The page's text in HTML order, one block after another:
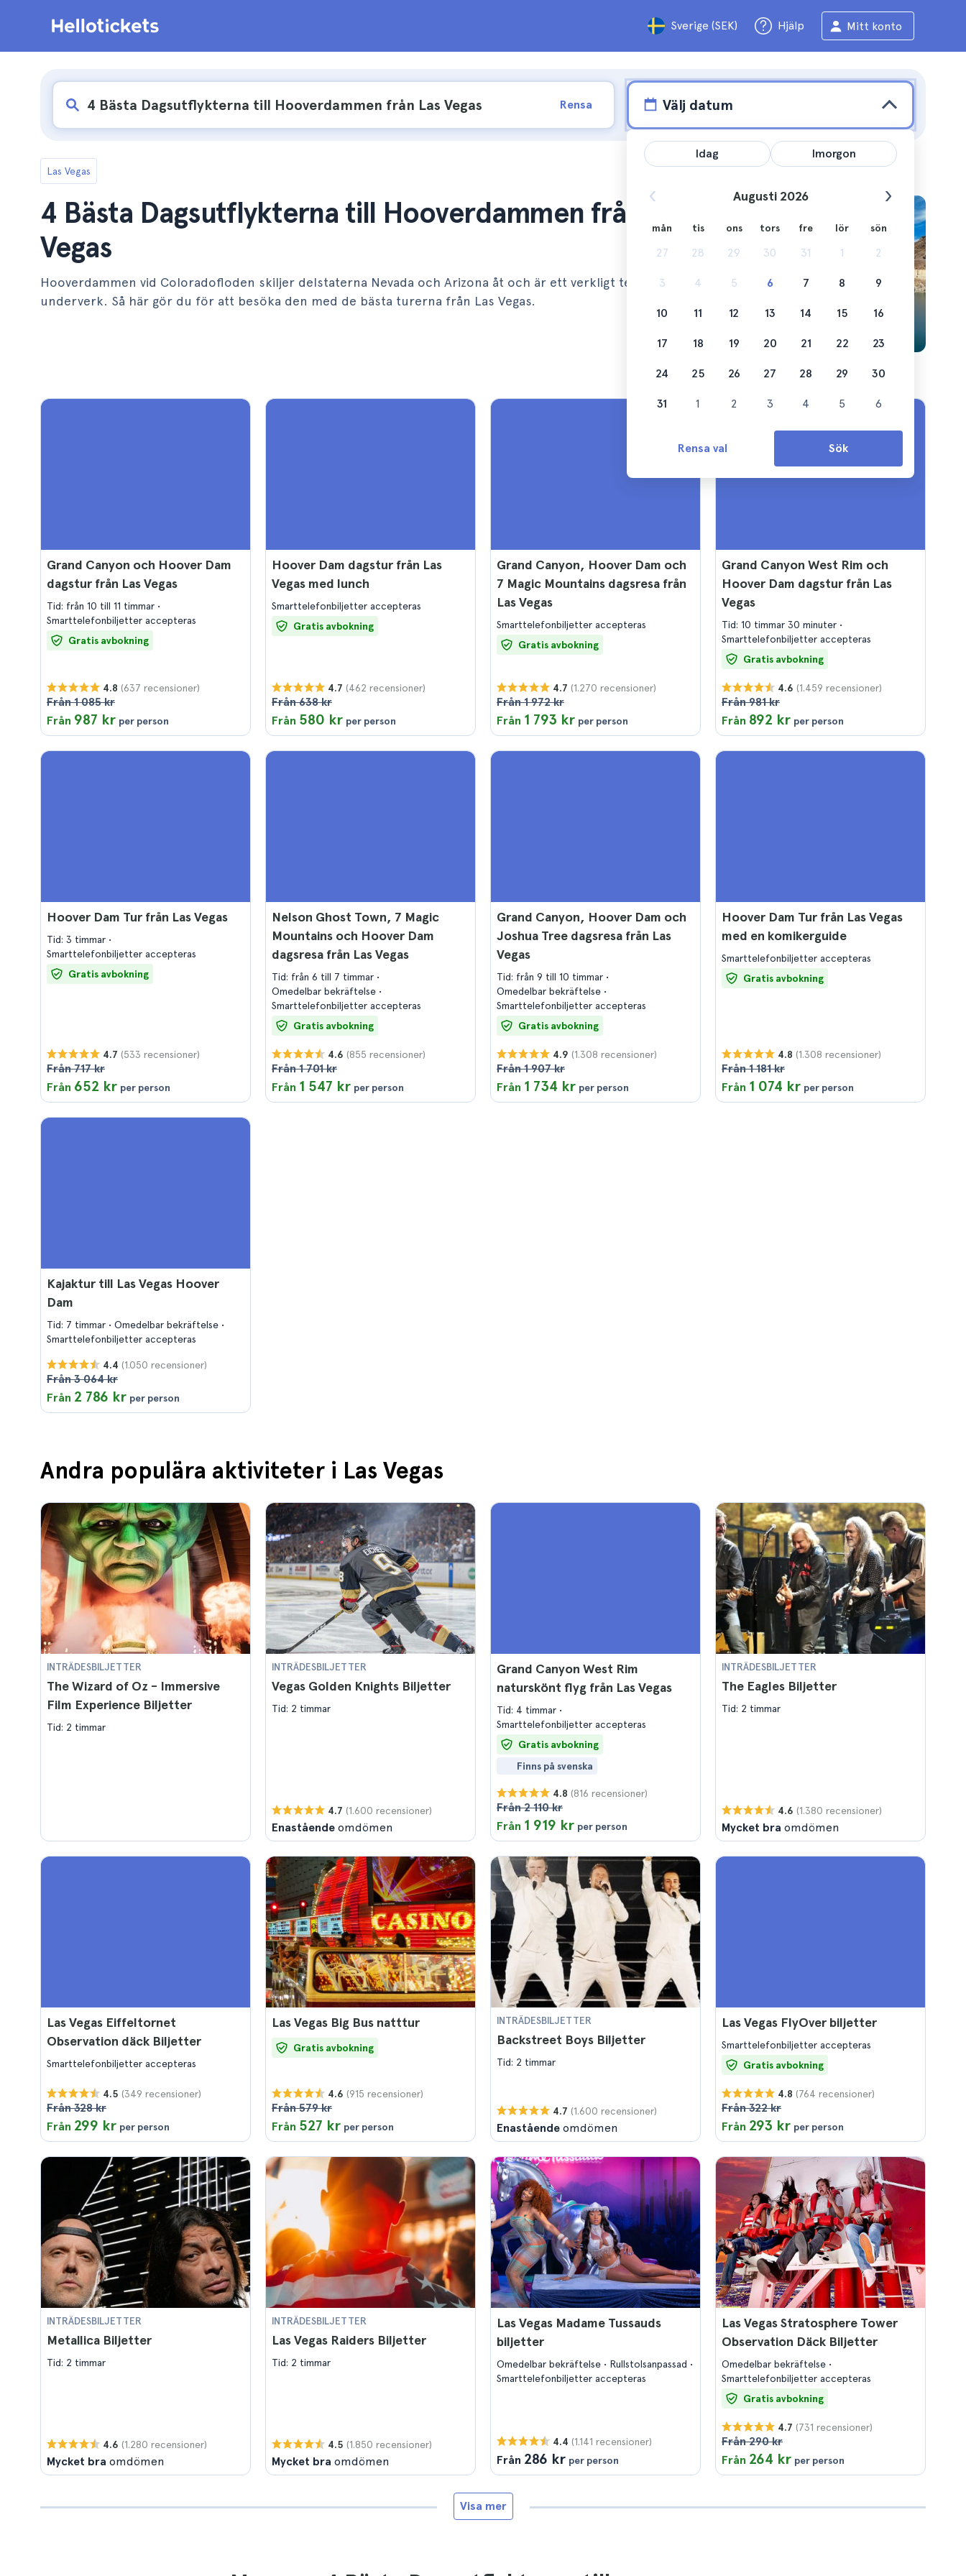
Sverige (SEK) Hjälp Mitt konto
Rensa Välj datum
Las Vegas
4 Bästa Dagsutflykterna till Hooverdammen från Las
Vegas
Hooverdammen vid Coloradofloden skiljer delstaterna Nevada och Arizona åt och är ett verkligt tekniskt
underverk. Så här gör du för att besöka den med de bästa turerna från Las Vegas.
Grand Canyon och Hoover Dam
dagstur från Las Vegas
Tid: från 10 till 11 timmar
Smarttelefonbiljetter accepteras
Gratis avbokning
4.8 (637 recensioner)
Från 1 085 kr
Från 987 kr per person
Hoover Dam dagstur från Las
Vegas med lunch
Smarttelefonbiljetter accepteras
Gratis avbokning
4.7 (462 recensioner)
Från 638 kr
Från 580 kr per person
Grand Canyon, Hoover Dam och
7 Magic Mountains dagsresa från
Las Vegas
Smarttelefonbiljetter accepteras
Gratis avbokning
4.7 (1.270 recensioner)
Från 1 972 kr
Från 1 793 kr per person
Grand Canyon West Rim och
Hoover Dam dagstur från Las
Vegas
Tid: 10 timmar 30 minuter
Smarttelefonbiljetter accepteras
Gratis avbokning
4.6 (1.459 recensioner)
Från 981 kr
Från 892 kr per person
Hoover Dam Tur från Las Vegas
Tid: 3 timmar
Smarttelefonbiljetter accepteras
Gratis avbokning
4.7 (533 recensioner)
Från 717 kr
Från 652 kr per person
Nelson Ghost Town, 7 Magic
Mountains och Hoover Dam
dagsresa från Las Vegas
Tid: från 6 till 7 timmar
Omedelbar bekräftelse
Smarttelefonbiljetter accepteras
Gratis avbokning
4.6 (855 recensioner)
Från 1 701 kr
Från 1 547 kr per person
Grand Canyon, Hoover Dam och
Joshua Tree dagsresa från Las
Vegas
Tid: från 9 till 10 timmar
Omedelbar bekräftelse
Smarttelefonbiljetter accepteras
Gratis avbokning
4.9 (1.308 recensioner)
Från 1 907 kr
Från 1 734 kr per person
Hoover Dam Tur från Las Vegas
med en komikerguide
Smarttelefonbiljetter accepteras
Gratis avbokning
4.8 (1.308 recensioner)
Från 1 181 kr
Från 1 074 kr per person
Kajaktur till Las Vegas Hoover
Dam
Tid: 7 timmar
Omedelbar bekräftelse
Smarttelefonbiljetter accepteras
4.4 (1.050 recensioner)
Från 3 064 kr
Från 2 786 kr per person
Andra populära aktiviteter i Las Vegas
INTRÄDESBILJETTER
The Wizard of Oz - Immersive
Film Experience Biljetter
Tid: 2 timmar
INTRÄDESBILJETTER
Vegas Golden Knights Biljetter
Tid: 2 timmar
4.7 (1.600 recensioner)
Enastående omdömen
Grand Canyon West Rim
naturskönt flyg från Las Vegas
Tid: 4 timmar
Smarttelefonbiljetter accepteras
Gratis avbokning
Finns på svenska
4.8 (816 recensioner)
Från 2 110 kr
Från 1 919 kr per person
INTRÄDESBILJETTER
The Eagles Biljetter
Tid: 2 timmar
4.6 (1.380 recensioner)
Mycket bra omdömen
Las Vegas Eiffeltornet
Observation däck Biljetter
Smarttelefonbiljetter accepteras
4.5 (349 recensioner)
Från 328 kr
Från 299 kr per person
Las Vegas Big Bus natttur
Gratis avbokning
4.6 (915 recensioner)
Från 579 kr
Från 527 kr per person
INTRÄDESBILJETTER
Backstreet Boys Biljetter
Tid: 2 timmar
4.7 (1.600 recensioner)
Enastående omdömen
Las Vegas FlyOver biljetter
Smarttelefonbiljetter accepteras
Gratis avbokning
4.8 (764 recensioner)
Från 322 kr
Från 293 kr per person
INTRÄDESBILJETTER
Metallica Biljetter
Tid: 2 timmar
4.6 (1.280 recensioner)
Mycket bra omdömen
INTRÄDESBILJETTER
Las Vegas Raiders Biljetter
Tid: 2 timmar
4.5 (1.850 recensioner)
Mycket bra omdömen
Las Vegas Madame Tussauds
biljetter
Omedelbar bekräftelse
Rullstolsanpassad
Smarttelefonbiljetter accepteras
4.4 (1.141 recensioner)
Från 286 kr per person
Las Vegas Stratosphere Tower
Observation Däck Biljetter
Omedelbar bekräftelse
Smarttelefonbiljetter accepteras
Gratis avbokning
4.7 (731 recensioner)
Från 290 kr
Från 264 kr per person
Visa mer
Idag Imorgon
Augusti 2026
mån tis ons tors fre lör sön
27 28 29 30 31 1 2
3 4 5 6 7 8 9
10 11 12 13 14 15 16
17 18 19 20 21 22 23
24 25 26 27 28 29 30
31 1 2 3 4 5 6
Rensa val Sök